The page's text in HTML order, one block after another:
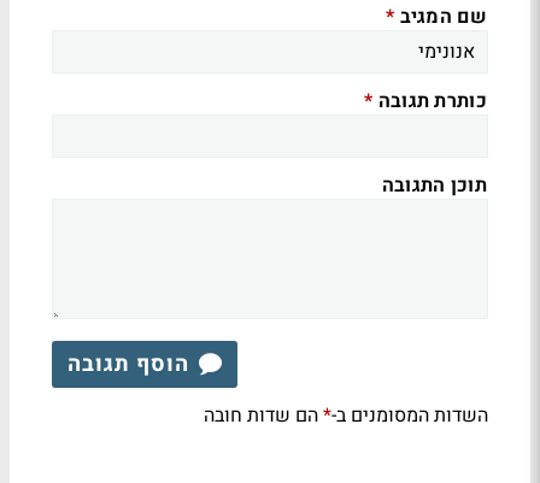
שם המגיב *
כותרת תגובה *
תוכן התגובה
הוסף תגובה
השדות המסומנים ב-*הם שדות חובה